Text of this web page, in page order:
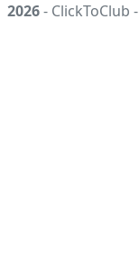
2026- ClickToClub -